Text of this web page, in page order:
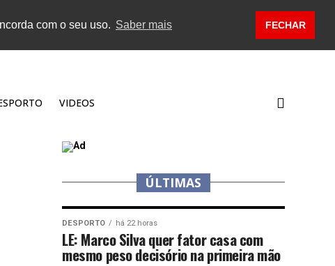
com o seu uso. Saber mais FECHAR
VIDEOS
ÚLTIMAS
DESPORTO há 22 horas
LE: Marco Silva quer fator casa com
mesmo peso decisório na primeira mão